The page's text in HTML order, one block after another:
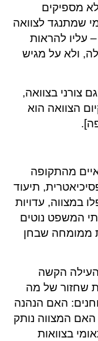
מספיקים
שמתנגד לצוואה
– עליו להראות
ולא על מגיש
צורני בצוואה,
הצוואה הוא
מהתקופה
תיעוד
במצווה, עדויות
המשפט נוטים
ממומחה שבחן
העילה הקשה
שחזור של מה
האם הנהנה
המצווה נותק
בצוואות